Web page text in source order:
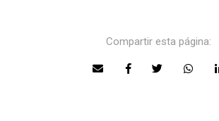
Compartir esta página: